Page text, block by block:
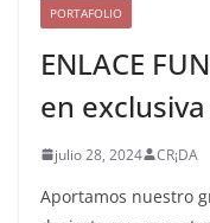
PORTAFOLIO
ENLACE
en
julio 28, 2024 CR¡DA
Aportamos nuestro